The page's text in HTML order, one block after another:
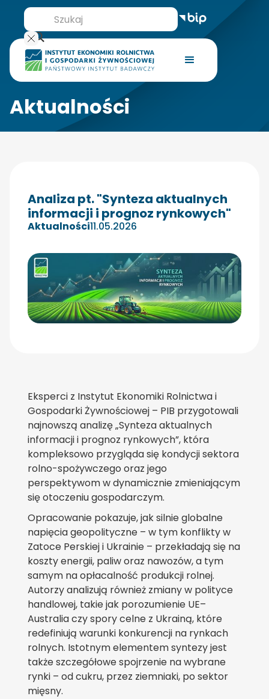
Aktualności
Analiza pt. "Synteza aktualnych
informacji i prognoz rynkowych"
Aktualności11.05.2026
Eksperci z Instytut Ekonomiki Rolnictwa i
Gospodarki Żywnościowej – PIB przygotowali
najnowszą analizę „Synteza aktualnych
informacji i prognoz rynkowych”, która
kompleksowo przygląda się kondycji sektora
rolno-spożywczego oraz jego
perspektywom w dynamicznie zmieniającym
się otoczeniu gospodarczym.
Opracowanie pokazuje, jak silnie globalne
napięcia geopolityczne – w tym konflikty w
Zatoce Perskiej i Ukrainie – przekładają się na
koszty energii, paliw oraz nawozów, a tym
samym na opłacalność produkcji rolnej.
Autorzy analizują również zmiany w polityce
handlowej, takie jak porozumienie UE–
Australia czy spory celne z Ukrainą, które
redefiniują warunki konkurencji na rynkach
rolnych. Istotnym elementem syntezy jest
także szczegółowe spojrzenie na wybrane
rynki – od cukru, przez ziemniaki, po sektor
mięsny.